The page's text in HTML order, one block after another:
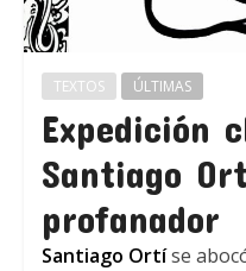
TEXTOS ÚLTIMAS
Expedición
Santiago
profanador
Santiago Ortíse